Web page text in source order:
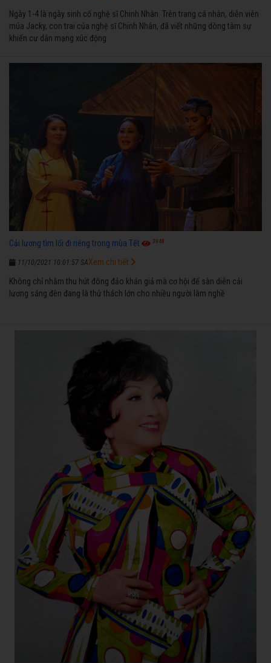
Ngày 1-4 là ngày sinh cố nghệ sĩ Chinh Nhân. Trên trang cá nhân, diễn viên
múa Jacky, con trai của nghệ sĩ Chinh Nhân, đã viết những dòng tâm sự
khiến cư dân mạng xúc động
Cải lương tìm lối đi riêng trong mùa Tết 3948
11/10/2021 10:01:57 SA
Không chỉ nhằm thu hút đông đảo khán giả mà cơ hội để sàn diễn cải
lương sáng đèn đang là thử thách lớn cho nhiều người làm nghề
Xem chi tiết